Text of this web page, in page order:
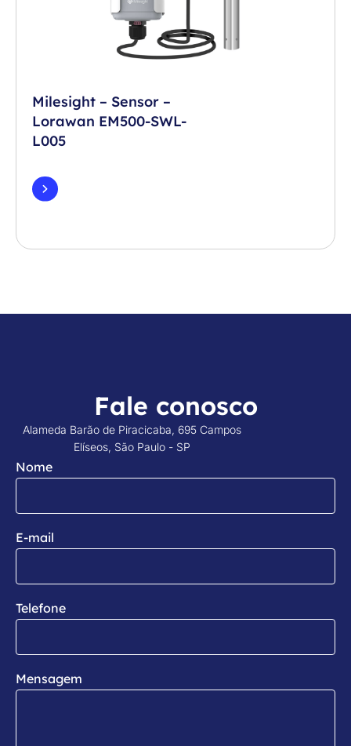
Milesight – Sensor –
Lorawan EM500-SWL-
L005
Fale conosco
Alameda Barão de Piracicaba, 695 Campos
Elíseos, São Paulo - SP
Nome
E-mail
Telefone
Mensagem